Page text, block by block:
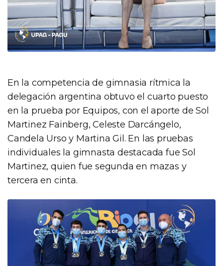
En la competencia de gimnasia rítmica la
delegación argentina obtuvo el cuarto puesto
en la prueba por Equipos, con el aporte de Sol
Martinez Fainberg, Celeste Darcángelo,
Candela Urso y Martina Gil. En las pruebas
individuales la gimnasta destacada fue Sol
Martinez, quien fue segunda en mazas y
tercera en cinta.